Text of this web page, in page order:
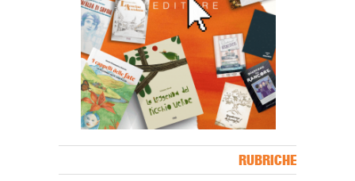
RUBRICHE